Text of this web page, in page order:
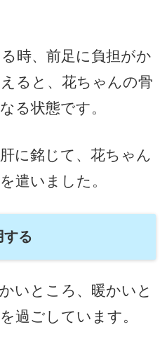
時、前足に負担がか
ると、花ちゃんの骨
る状態です。
に銘じて、花ちゃん
遣いました。
する
いところ、暖かいと
過ごしています。